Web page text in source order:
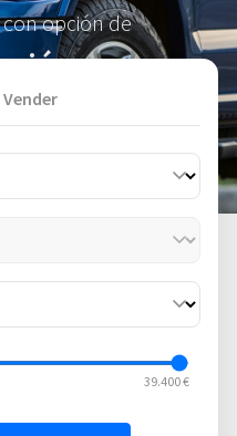
opción de
Vender
39.400 €